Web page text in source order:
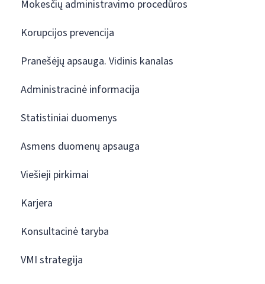
Mokesčių administravimo procedūros
Korupcijos prevencija
Pranešėjų apsauga. Vidinis kanalas
Administracinė informacija
Statistiniai duomenys
Asmens duomenų apsauga
Viešieji pirkimai
Karjera
Konsultacinė taryba
VMI strategija